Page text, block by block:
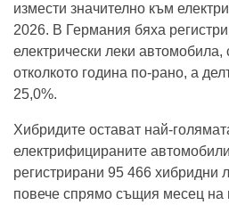
измести значително към
2026. В Германия бяха
електрически леки автомобила,
отколкото година по-рано, а
25,0%.
Хибридите остават най-
електрифицираните
регистрирани 95 466 хибридни
повече спрямо същия месец на